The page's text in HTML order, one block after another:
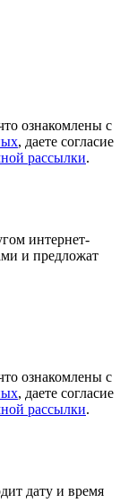
ознакомлены с
, даете согласие
рассылки.
интернет-
и предложат
ознакомлены с
, даете согласие
рассылки.
дату и время